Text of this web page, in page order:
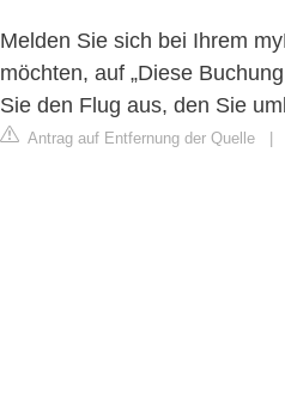
Melden Sie sich bei Ihrem
möchten, auf „Diese
Sie den Flug aus, den Sie
Antrag auf Entfernung der Quelle